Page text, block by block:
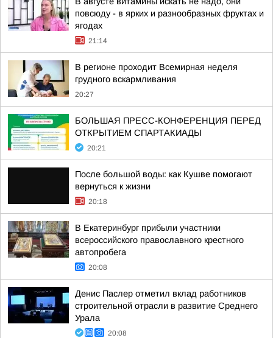
повсюду - в ярких и разнообразных фруктах и
ягодах
21:14
В регионе проходит Всемирная неделя
грудного вскармливания
20:27
БОЛЬШАЯ ПРЕСС-КОНФЕРЕНЦИЯ ПЕРЕД
ОТКРЫТИЕМ СПАРТАКИАДЫ
20:21
После большой воды: как Кушве помогают
вернуться к жизни
20:18
В Екатеринбург прибыли участники
всероссийского православного крестного
автопробега
20:08
Денис Паслер отметил вклад работников
строительной отрасли в развитие Среднего
Урала
20:08